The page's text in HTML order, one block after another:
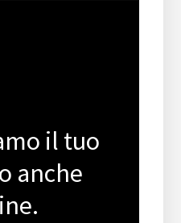
il tuo
anche